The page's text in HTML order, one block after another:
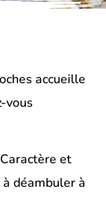
accueille
vous
et
déambuler à